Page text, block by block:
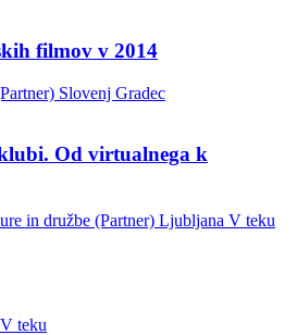
filmov v 2014
Slovenj Gradec
Od virtualnega k
in družbe (Partner) Ljubljana V teku
V teku